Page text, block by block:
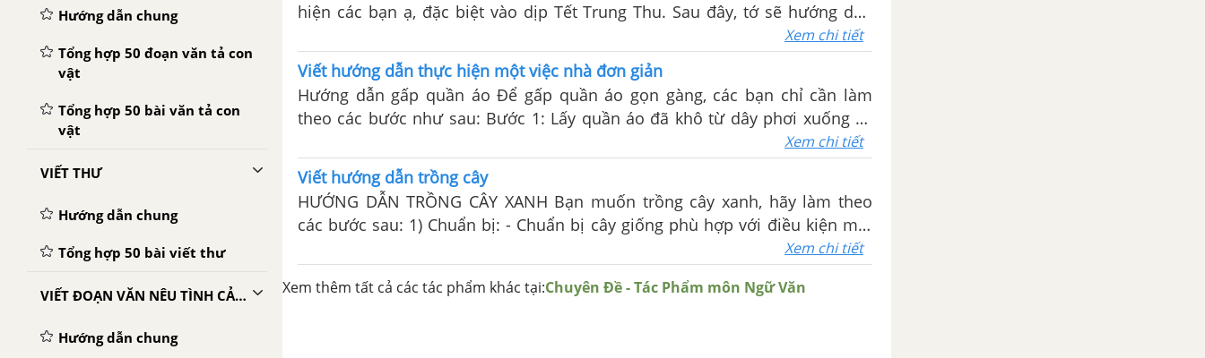
Hướng dẫn chung
Tổng hợp 50 đoạn văn tả con
vật
Tổng hợp 50 bài văn tả con
vật
VIẾT THƯ
Hướng dẫn chung
Tổng hợp 50 bài viết thư
VIẾT ĐOẠN VĂN NÊU TÌNH CẢM, CẢM XÚC
Hướng dẫn chung
hiện các bạn ạ, đặc biệt vào dịp Tết Trung Thu. Sau đây, tớ sẽ hướng dẫn
Xem chi tiết
Viết hướng dẫn thực hiện một việc nhà đơn giản
Hướng dẫn gấp quần áo Để gấp quần áo gọn gàng, các bạn chỉ cần làm
theo các bước như sau: Bước 1: Lấy quần áo đã khô từ dây phơi xuống và
đặt lên mặt phẳng sạch như bàn hoặc giường. Bước 2: Gấp quần áo gọn
gàng theo từng loại: áo, quần, váy…
Xem chi tiết
Viết hướng dẫn trồng cây
HƯỚNG DẪN TRỒNG CÂY XANH Bạn muốn trồng cây xanh, hãy làm theo
các bước sau: 1) Chuẩn bị: - Chuẩn bị cây giống phù hợp với điều kiện môi
trường. - Chuẩn bị các dụng cụ cần thiết như: cuốc, xẻng, cọc, dây buộc và
bình tưới nước.
Xem chi tiết
Xem thêm tất cả các tác phẩm khác tại:Chuyên Đề - Tác Phẩm môn Ngữ Văn